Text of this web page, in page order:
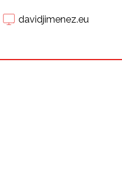
davidjimenez.eu